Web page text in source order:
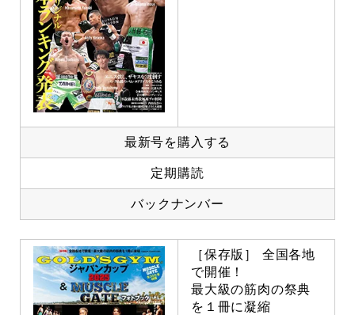
最新号を購入する
定期購読
バックナンバー
［保存版］ 全国各地
で開催！
最大級の筋肉の祭典
を１冊に凝縮